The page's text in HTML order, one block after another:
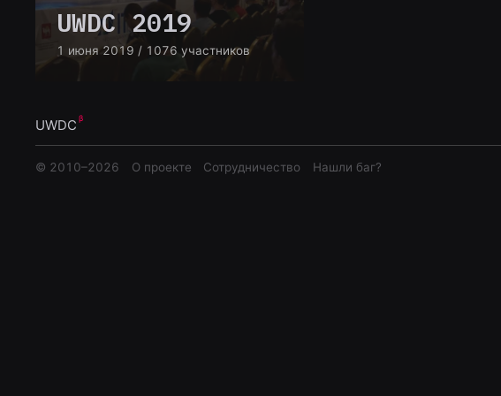
UWDC 2019
1 июня 2019 / 1076 участников
UWDC
© 2010–2026 О проекте Сотрудничество Нашли баг?